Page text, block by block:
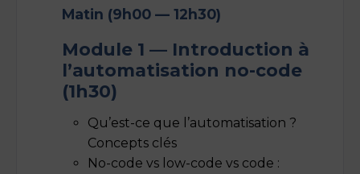
Matin (9h00 — 12h30)
Module 1 — Introduction à
l’automatisation no-code
(1h30)
Qu’est-ce que l’automatisation ?
Concepts clés
No-code vs low-code vs code :